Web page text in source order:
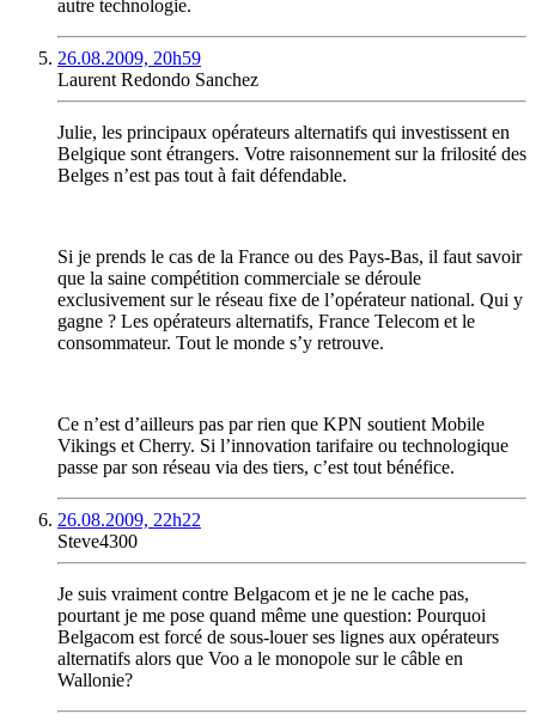
autre technologie.
26.08.2009, 20h59
Laurent Redondo Sanchez
Julie, les principaux opérateurs alternatifs qui investissent en
Belgique sont étrangers. Votre raisonnement sur la frilosité des
Belges n’est pas tout à fait défendable.
Si je prends le cas de la France ou des Pays-Bas, il faut savoir
que la saine compétition commerciale se déroule
exclusivement sur le réseau fixe de l’opérateur national. Qui y
gagne ? Les opérateurs alternatifs, France Telecom et le
consommateur. Tout le monde s’y retrouve.
Ce n’est d’ailleurs pas par rien que KPN soutient Mobile
Vikings et Cherry. Si l’innovation tarifaire ou technologique
passe par son réseau via des tiers, c’est tout bénéfice.
26.08.2009, 22h22
Steve4300
Je suis vraiment contre Belgacom et je ne le cache pas,
pourtant je me pose quand même une question: Pourquoi
Belgacom est forcé de sous-louer ses lignes aux opérateurs
alternatifs alors que Voo a le monopole sur le câble en
Wallonie?